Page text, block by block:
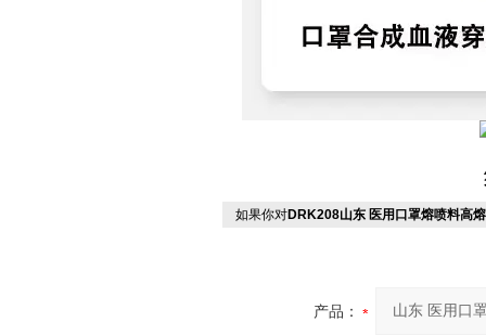
如果你对DRK208山东 医用口罩熔喷料高
产品：